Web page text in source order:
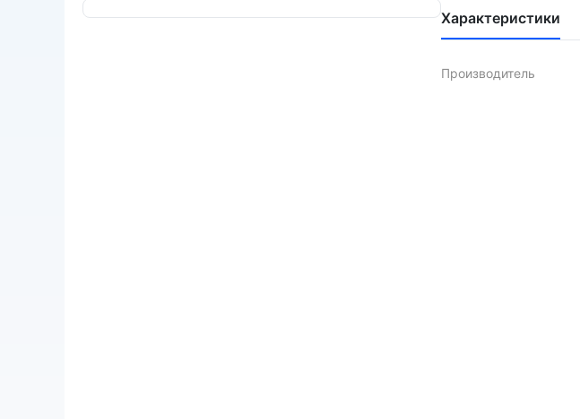
Характеристики
Производитель